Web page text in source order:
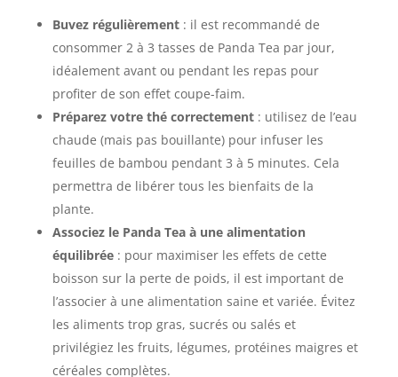
Buvez régulièrement: il est recommandé de
consommer 2 à 3 tasses de Panda Tea par jour,
idéalement avant ou pendant les repas pour
profiter de son effet coupe-faim.
Préparez votre thé correctement: utilisez de l’eau
chaude (mais pas bouillante) pour infuser les
feuilles de bambou pendant 3 à 5 minutes. Cela
permettra de libérer tous les bienfaits de la
plante.
Associez le Panda Tea à une alimentation
équilibrée: pour maximiser les effets de cette
boisson sur la perte de poids, il est important de
l’associer à une alimentation saine et variée. Évitez
les aliments trop gras, sucrés ou salés et
privilégiez les fruits, légumes, protéines maigres et
céréales complètes.